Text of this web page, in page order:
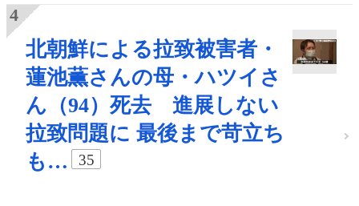
北朝鮮による拉致被害者・
蓮池薫さんの母・ハツイさ
ん（94）死去 進展しない
拉致問題に 最後まで苛立ち
も…
35